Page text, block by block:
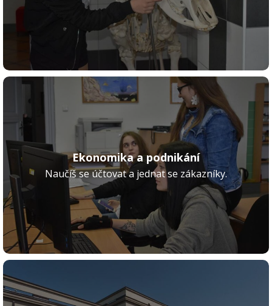
Ekonomika a podnikání
Naučíš se účtovat a jednat se zákazníky.